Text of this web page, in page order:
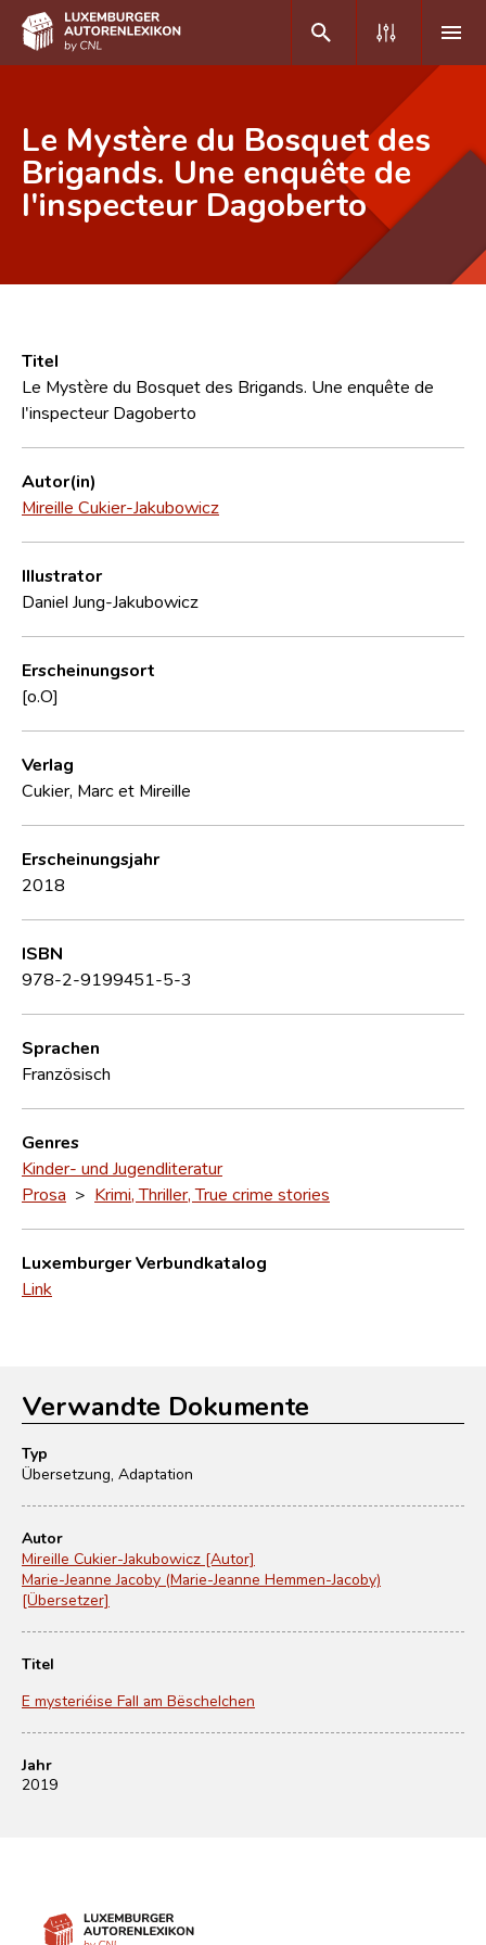
DE FR
Home
Erweiterte Suche
CNL
Forschungsgruppe
Le Mystère du Bosquet des
Brigands. Une enquête de
l'inspecteur Dagoberto
Titel
Le Mystère du Bosquet des Brigands. Une enquête de
l'inspecteur Dagoberto
Autor(in)
Mireille Cukier-Jakubowicz
Illustrator
Daniel Jung-Jakubowicz
Erscheinungsort
[o.O]
Verlag
Cukier, Marc et Mireille
Erscheinungsjahr
2018
ISBN
978-2-9199451-5-3
Sprachen
Französisch
Genres
Kinder- und Jugendliteratur
Prosa > Krimi, Thriller, True crime stories
Luxemburger Verbundkatalog
Link
Verwandte Dokumente
Typ
Übersetzung, Adaptation
Autor
Mireille Cukier-Jakubowicz [Autor]
Marie-Jeanne Jacoby (Marie-Jeanne Hemmen-Jacoby)
[Übersetzer]
Titel
E mysteriéise Fall am Bëschelchen
Jahr
2019